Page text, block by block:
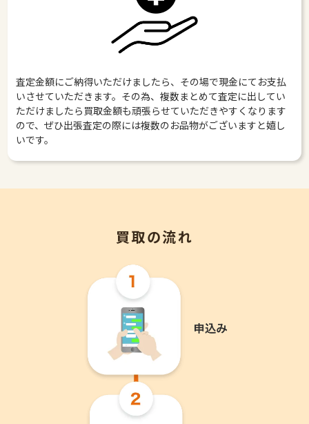
査定金額にご納得いただけましたら、その場で現金にてお支払
いさせていただきます。その為、複数まとめて査定に出してい
ただけましたら買取金額も頑張らせていただきやすくなります
ので、ぜひ出張査定の際には複数のお品物がございますと嬉し
いです。
買取の流れ